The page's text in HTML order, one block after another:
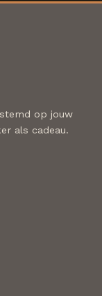
op jouw
als cadeau.